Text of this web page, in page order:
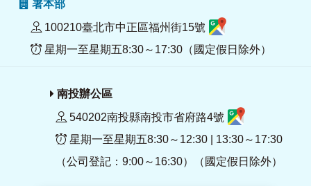
署本部
100210臺北市中正區福州街15號
星期一至星期五8:30～17:30（國定假日除外）
南投辦公區
540202南投縣南投市省府路4號
星期一至星期五8:30～12:30 | 13:30～17:30
（公司登記：9:00～16:30）（國定假日除外）